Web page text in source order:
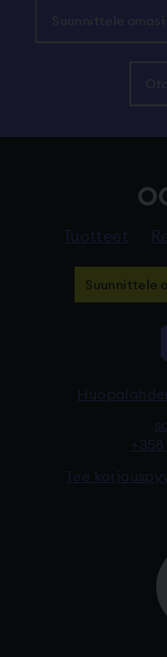
Tuotteet
Suunnittele
Tee